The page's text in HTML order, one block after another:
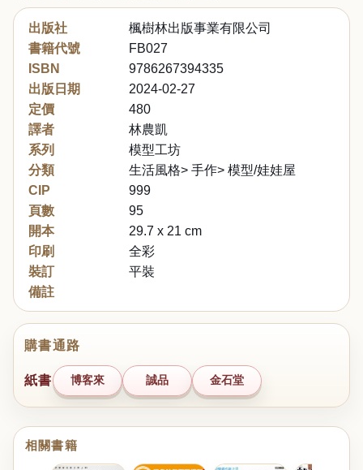
出版社
楓樹林出版事業有限公司
書籍代號
FB027
ISBN
9786267394335
出版日期
2024-02-27
定價
480
譯者
林農凱
系列
模型工坊
分類
生活風格> 手作> 模型/娃娃屋
CIP
999
頁數
95
開本
29.7 x 21 cm
印刷
全彩
裝訂
平裝
備註
購書通路
紙書 博客來 誠品 金石堂
相關書籍